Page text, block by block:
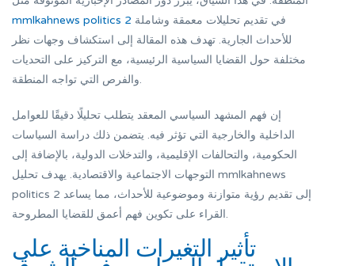
mmlkahnews politics 2
للأحداث الجارية. تهدف هذه المقالة إلى استكشاف وجهات نظر
مختلفة حول القضايا السياسية الرئيسية، مع التركيز على التحديات
والفرص التي تواجه المنطقة.
إن فهم المشهد السياسي المعقد يتطلب تحليلًا دقيقًا للعوامل
الداخلية والخارجية التي تؤثر فيه. يتضمن ذلك دراسة السياسات
الحكومية، والتحالفات الإقليمية، والتدخلات الدولية، بالإضافة إلى
التوجهات الاجتماعية والاقتصادية. يهدف تحليل mmlkahnews
politics 2 إلى تقديم رؤية متوازنة وموضوعية للأحداث، مما يساعد
القراء على تكوين فهم أعمق للقضايا المطروحة.
تأثير التغيرات المناخية على